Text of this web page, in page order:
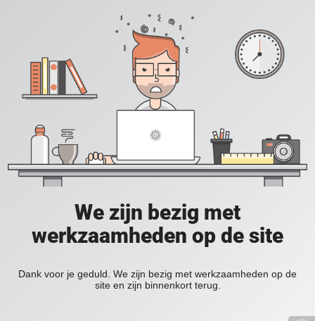
We zijn bezig met
werkzaamheden op de site
Dank voor je geduld. We zijn bezig met werkzaamheden op de
site en zijn binnenkort terug.